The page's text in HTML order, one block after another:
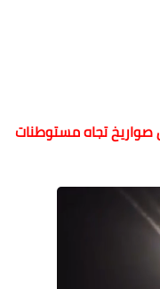
تجاه مستوطنات